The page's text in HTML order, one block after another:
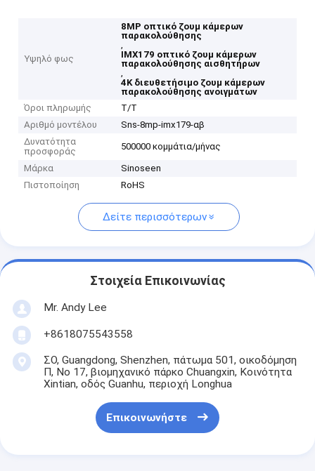
Υψηλό φως
8MP οπτικό ζουμ κάμερων
παρακολούθησης
,
IMX179 οπτικό ζουμ κάμερων
παρακολούθησης αισθητήρων
,
4K διευθετήσιμο ζουμ κάμερων
παρακολούθησης ανοιγμάτων
Όροι πληρωμής
T/T
Αριθμό μοντέλου
Sns-8mp-imx179-αβ
Δυνατότητα
προσφοράς
500000 κομμάτια/μήνας
Μάρκα
Sinoseen
Πιστοποίηση
RoHS
Δείτε περισσότερων
Στοιχεία Επικοινωνίας
Mr. Andy Lee
+8618075543558
ΣΟ, Guangdong, Shenzhen, πάτωμα 501, οικοδόμηση
Π, Νο 17, βιομηχανικό πάρκο Chuangxin, Κοινότητα
Xintian, οδός Guanhu, περιοχή Longhua
Επικοινωνήστε